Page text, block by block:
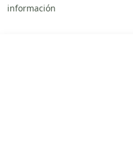
información